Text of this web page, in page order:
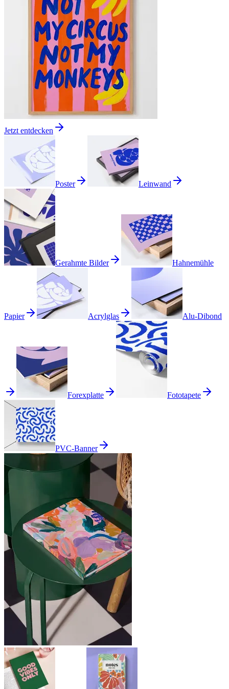
Jetzt entdecken
Poster Leinwand
Gerahmte Bilder Hahnemühle
Papier Acrylglas Alu-Dibond
Forexplatte Fototapete
PVC-Banner